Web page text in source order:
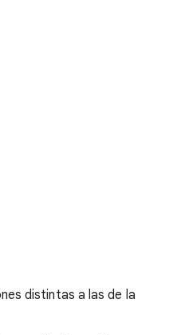
distintas a las de la